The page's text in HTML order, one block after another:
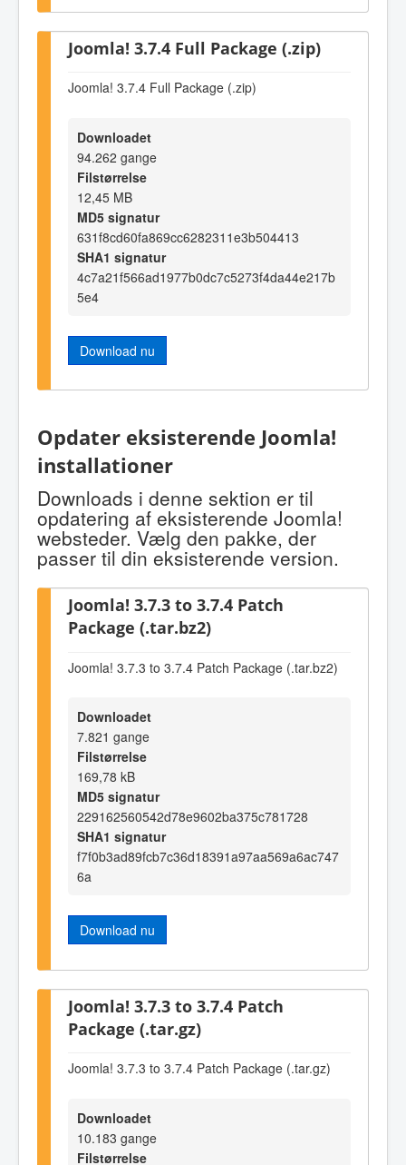
Joomla! 3.7.4 Full Package (.zip)
Joomla! 3.7.4 Full Package (.zip)
Downloadet
94.262 gange
Filstørrelse
12,45 MB
MD5 signatur
631f8cd60fa869cc6282311e3b504413
SHA1 signatur
4c7a21f566ad1977b0dc7c5273f4da44e217b
5e4
Download nu
Opdater eksisterende Joomla!
installationer
Downloads i denne sektion er til
opdatering af eksisterende Joomla!
websteder. Vælg den pakke, der
passer til din eksisterende version.
Joomla! 3.7.3 to 3.7.4 Patch
Package (.tar.bz2)
Joomla! 3.7.3 to 3.7.4 Patch Package (.tar.bz2)
Downloadet
7.821 gange
Filstørrelse
169,78 kB
MD5 signatur
229162560542d78e9602ba375c781728
SHA1 signatur
f7f0b3ad89fcb7c36d18391a97aa569a6ac747
6a
Download nu
Joomla! 3.7.3 to 3.7.4 Patch
Package (.tar.gz)
Joomla! 3.7.3 to 3.7.4 Patch Package (.tar.gz)
Downloadet
10.183 gange
Filstørrelse